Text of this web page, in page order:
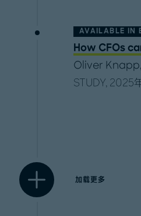
AVAILABLE IN
How CFOs
Oliver Knapp,
STUDY, 2025
加载更多